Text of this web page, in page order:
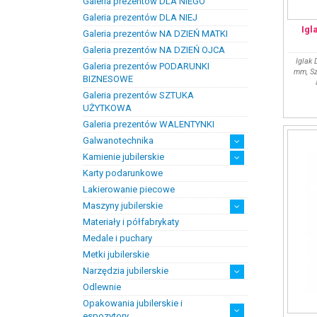
dzieci
Galeria prezentów DLA NIEJ
Galeria prezentów NA DZIEŃ MATKI
Galeria prezentów NA DZIEŃ OJCA
Galeria prezentów PODARUNKI
BIZNESOWE
Galeria prezentów SZTUKA
UŻYTKOWA
Galeria prezentów WALENTYNKI
Galwanotechnika
kąpiele
osprzęt
Kamienie jubilerskie
Bursztyn
Kamienie jubilersko-ozdobne
Kamienie syntetyczne
Kamienie szlachetne
Karty podarunkowe
Lakierowanie piecowe
Maszyny jubilerskie
diamenciarki, tokarki itp
inne
linia odlewnicza
maszyny do bursztynu
myjki ultradżwiękowe
polerowanie, szlifowanie
silniki jubilerskie
walcarki, prasy itp
Materiały i półfabrykaty
Medale i puchary
Metki jubilerskie
Narzędzia jubilerskie
narzędzia drobne i materiały
eksploatacyjne
artykuły ochronne
cięcie
kształtowanie i klepanie
lutowanie
narzędzia i przyrządy ogólnego
zastosowania
narzędzia pomiarowe
optyka
pilniki
szczypty, pensety
uchwyty, kluby itp.
wiertła, frezy itp.
Odlewnie
Opakowania jubilerskie i
Iglak
mm,